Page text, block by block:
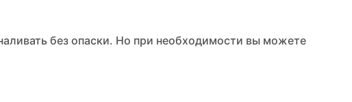
без опаски. Но при необходимости вы можете